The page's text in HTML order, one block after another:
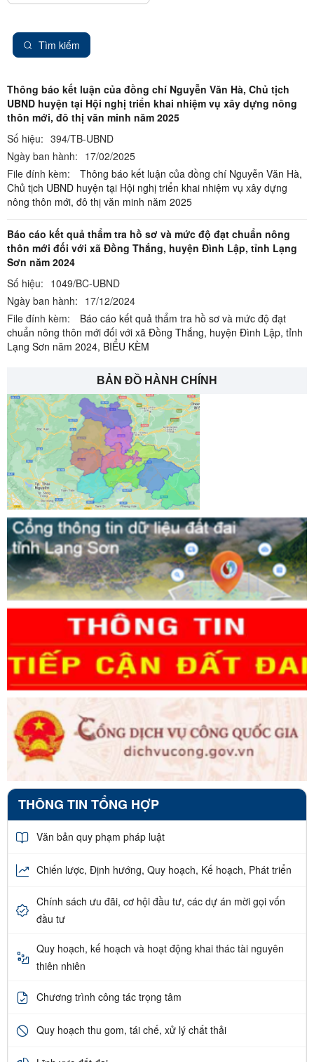
Tìm kiếm
Thông báo kết luận của đồng chí Nguyễn Văn Hà, Chủ tịch
UBND huyện tại Hội nghị triển khai nhiệm vụ xây dựng nông
thôn mới, đô thị văn minh năm 2025
Số hiệu: 394/TB-UBND
Ngày ban hành: 17/02/2025
File đính kèm:
Thông báo kết luận của đồng chí Nguyễn Văn Hà,
Chủ tịch UBND huyện tại Hội nghị triển khai nhiệm vụ xây dựng
nông thôn mới, đô thị văn minh năm 2025
Báo cáo kết quả thẩm tra hồ sơ và mức độ đạt chuẩn nông
thôn mới đối với xã Đồng Thắng, huyện Đình Lập, tỉnh Lạng
Sơn năm 2024
Số hiệu: 1049/BC-UBND
Ngày ban hành: 17/12/2024
File đính kèm:
Báo cáo kết quả thẩm tra hồ sơ và mức độ đạt
chuẩn nông thôn mới đối với xã Đồng Thắng, huyện Đình Lập, tỉnh
Lạng Sơn năm 2024, BIỂU KÈM
BẢN ĐỒ HÀNH CHÍNH
THÔNG TIN TỔNG HỢP
Văn bản quy phạm pháp luật
Chiến lược, Định hướng, Quy hoạch, Kế hoạch, Phát triển
Chính sách ưu đãi, cơ hội đầu tư, các dự án mời gọi vốn
đầu tư
Quy hoạch, kế hoạch và hoạt động khai thác tài nguyên
thiên nhiên
Chương trình công tác trọng tâm
Quy hoạch thu gom, tái chế, xử lý chất thải